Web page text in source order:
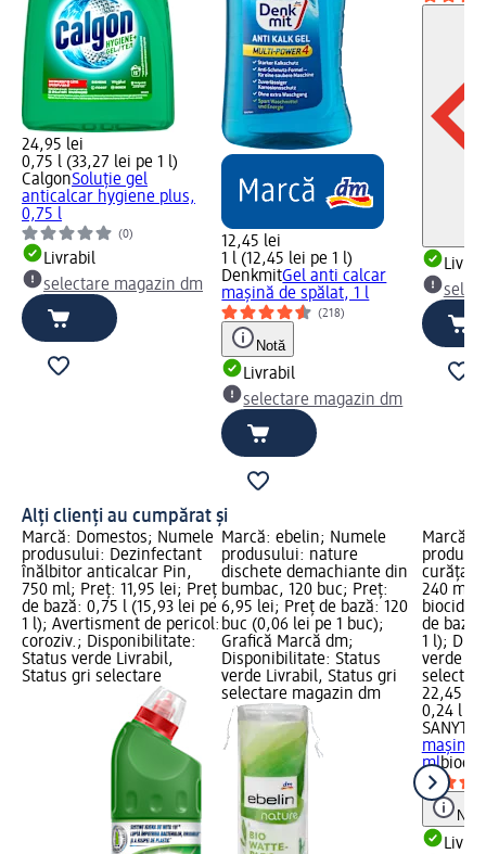
24,95 lei
0,75 l (33,27 lei pe 1 l)
CalgonSoluție gel
anticalcar hygiene plus,
0,75 l
(0)
Livrabil
selectare magazin dm
12,45 lei
1 l (12,45 lei pe 1 l)
DenkmitGel anti calcar
mașină de spălat, 1 l
(218)
Notă
Livrabil
selectare magazin dm
Alți clienți au cumpărat și
Marcă: Domestos; Numele
produsului: Dezinfectant
înălbitor anticalcar Pin,
750 ml; Preț: 11,95 lei; Preț
de bază: 0,75 l (15,93 lei pe
1 l); Avertisment de pericol:
coroziv.; Disponibilitate:
Status verde Livrabil,
Status gri selectare
Marcă: ebelin; Numele
produsului: nature
dischete demachiante din
bumbac, 120 buc; Preț:
6,95 lei; Preț de bază: 120
buc (0,06 lei pe 1 buc);
Grafică Marcă dm;
Disponibilitate: Status
verde Livrabil, Status gri
selectare magazin dm
Marcă:
240 ml;
biocid;
de
1 l);
verde
22,45 lei
0,24 l
SANYTOL
maşina
mlbiocid
Notă